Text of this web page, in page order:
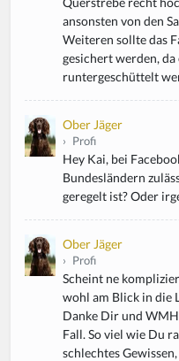
ansonsten von den
Weiteren sollte das
gesichert werden, da
runtergeschüttelt
Ober Jäger
› Profi
Hey Kai, bei
Bundesländern
geregelt ist? Oder
Ober Jäger
› Profi
Scheint ne
wohl am Blick in die
Danke Dir und
Fall. So viel wie Du
schlechtes